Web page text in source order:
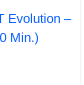
Evolution –
Min.)